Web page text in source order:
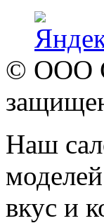
© ООО
Наш
вкус и